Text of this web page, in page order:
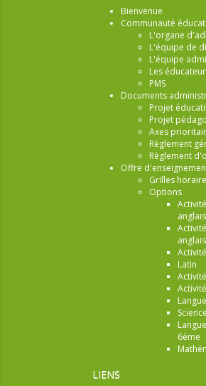
Bienvenue
Communauté
L'organe
L'équipe de
L'équipe
Les
PMS
Documents
Projet
Projet
Axes
Règlement
Règlement
Offre
Grilles
Options
Latin
6ème
LIENS